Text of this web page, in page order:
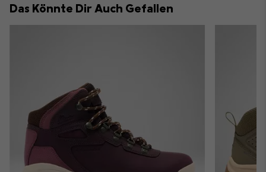
Das Könnte Dir Auch Gefallen